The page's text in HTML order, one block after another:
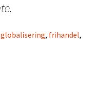
globalisering, frihandel,